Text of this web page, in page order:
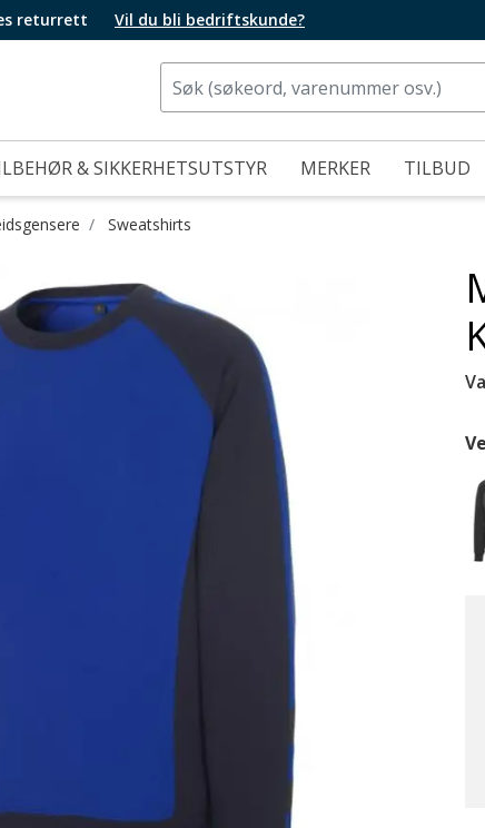
returrett Vil du bli bedriftskunde?
& SIKKERHETSUTSTYR MERKER TILBUD
Sweatshirts